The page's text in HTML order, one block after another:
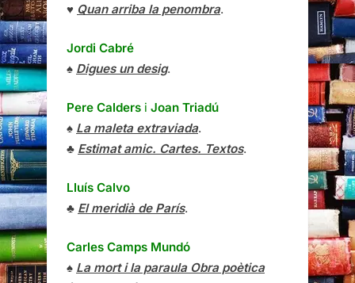
♥ Quan arriba la penombra.
Jordi Cabré
♠ Digues un desig.
Pere Calders i Joan Triadú
♠ La maleta extraviada.
♣ Estimat amic. Cartes. Textos.
Lluís Calvo
♣ El meridià de París.
Carles Camps Mundó
♠ La mort i la paraula Obra poètica